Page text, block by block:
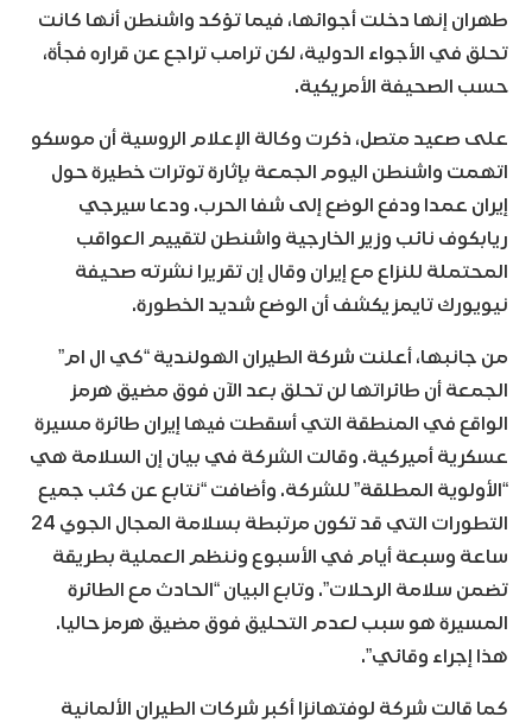
طهران إنها دخلت أجوائها، فيما تؤكد واشنطن أنها كانت
تحلق في الأجواء الدولية، لكن ترامب تراجع عن قراره فجأة،
حسب الصحيفة الأمريكية.
على صعيد متصل، ذكرت وكالة الإعلام الروسية أن موسكو
اتهمت واشنطن اليوم الجمعة بإثارة توترات خطيرة حول
إيران عمدا ودفع الوضع إلى شفا الحرب. ودعا سيرجي
ريابكوف نائب وزير الخارجية واشنطن لتقييم العواقب
المحتملة للنزاع مع إيران وقال إن تقريرا نشرته صحيفة
نيويورك تايمز يكشف أن الوضع شديد الخطورة.
من جانبها، أعلنت شركة الطيران الهولندية “كي ال ام”
الجمعة أن طائراتها لن تحلق بعد الآن فوق مضيق هرمز
الواقع في المنطقة التي أسقطت فيها إيران طائرة مسيرة
عسكرية أميركية. وقالت الشركة في بيان إن السلامة هي
“الأولوية المطلقة” للشركة. وأضافت “نتابع عن كثب جميع
التطورات التي قد تكون مرتبطة بسلامة المجال الجوي 24
ساعة وسبعة أيام في الأسبوع وننظم العملية بطريقة
تضمن سلامة الرحلات”. وتابع البيان “الحادث مع الطائرة
المسيرة هو سبب لعدم التحليق فوق مضيق هرمز حاليا.
هذا إجراء وقائي”.
كما قالت شركة لوفتهانزا أكبر شركات الطيران الألمانية